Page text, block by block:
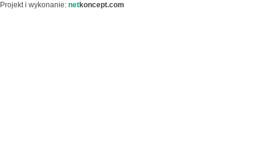
Projekt i wykonanie: netkoncept.com